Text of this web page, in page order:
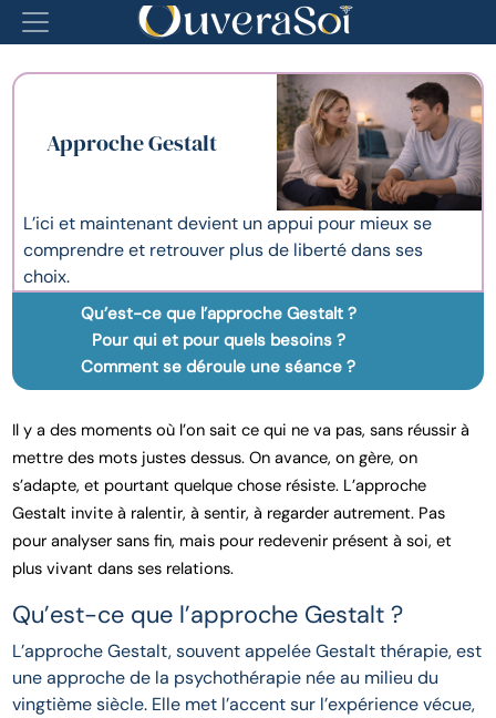
Approche Gestalt
L’ici et maintenant devient un appui pour mieux se
comprendre et retrouver plus de liberté dans ses
choix.
Qu’est-ce que l’approche Gestalt ?
Pour qui et pour quels besoins ?
Comment se déroule une séance ?
Il y a des moments où l’on sait ce qui ne va pas, sans réussir à
mettre des mots justes dessus. On avance, on gère, on
s’adapte, et pourtant quelque chose résiste. L’approche
Gestalt invite à ralentir, à sentir, à regarder autrement. Pas
pour analyser sans fin, mais pour redevenir présent à soi, et
plus vivant dans ses relations.
Qu’est-ce que l’approche Gestalt ?
L’approche Gestalt, souvent appelée Gestalt thérapie, est
une approche de la psychothérapie née au milieu du
vingtième siècle. Elle met l’accent sur l’expérience vécue,